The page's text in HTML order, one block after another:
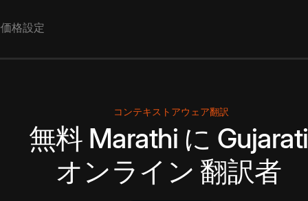
価格設定
コンテキストアウェア翻訳
無料 Marathi に Gujarati
オンライン 翻訳者